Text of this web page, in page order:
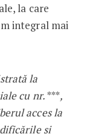
la care
integral mai
la
cu nr.***,
acces la
și